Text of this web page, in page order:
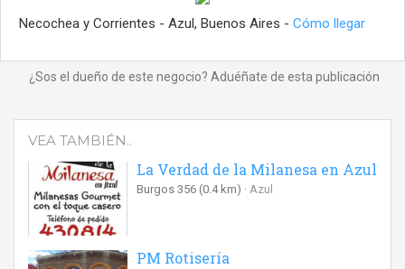
Necochea y Corrientes - Azul, Buenos Aires - Cómo llegar
¿Sos el dueño de este negocio? Aduéñate de esta publicación
VEA TAMBIÉN..
La Verdad de la Milanesa en Azul
Burgos 356 (0.4 km) Azul
PM Rotisería